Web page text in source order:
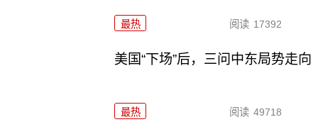
最热 阅读 17392
美国“下场”后，三问中东局势走向
最热 阅读 49718